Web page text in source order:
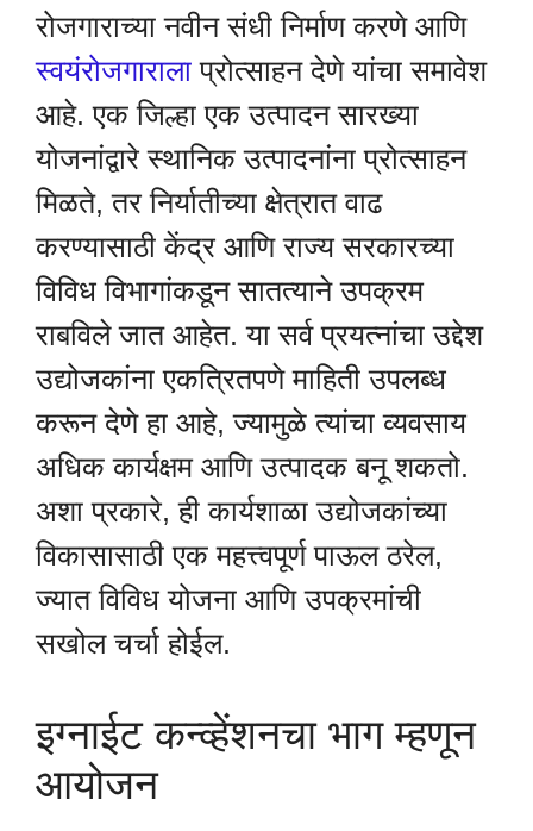
रोजगाराच्या नवीन संधी निर्माण करणे आणि
स्वयंरोजगाराला प्रोत्साहन देणे यांचा समावेश
आहे. एक जिल्हा एक उत्पादन सारख्या
योजनांद्वारे स्थानिक उत्पादनांना प्रोत्साहन
मिळते, तर निर्यातीच्या क्षेत्रात वाढ
करण्यासाठी केंद्र आणि राज्य सरकारच्या
विविध विभागांकडून सातत्याने उपक्रम
राबविले जात आहेत. या सर्व प्रयत्नांचा उद्देश
उद्योजकांना एकत्रितपणे माहिती उपलब्ध
करून देणे हा आहे, ज्यामुळे त्यांचा व्यवसाय
अधिक कार्यक्षम आणि उत्पादक बनू शकतो.
अशा प्रकारे, ही कार्यशाळा उद्योजकांच्या
विकासासाठी एक महत्त्वपूर्ण पाऊल ठरेल,
ज्यात विविध योजना आणि उपक्रमांची
सखोल चर्चा होईल.
इग्नाईट कन्व्हेंशनचा भाग म्हणून
आयोजन